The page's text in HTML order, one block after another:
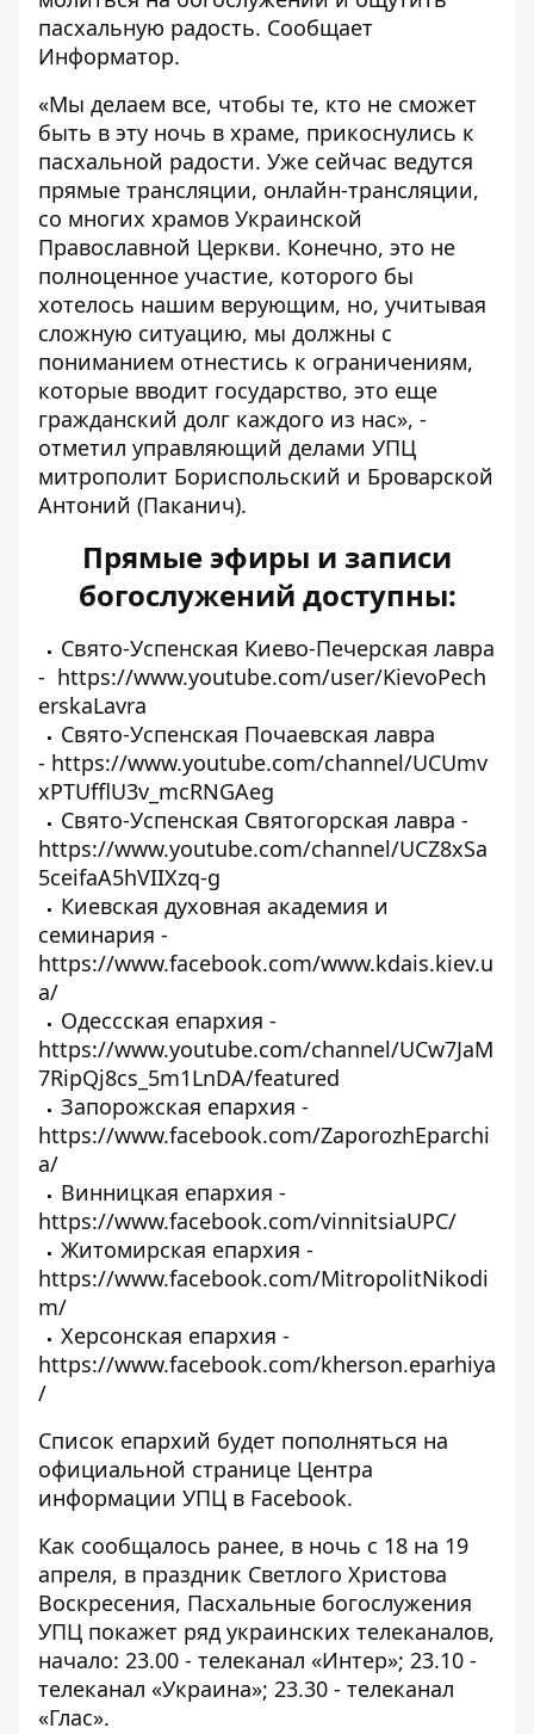
пасхальную радость. Сообщает
Информатор.
«Мы делаем все, чтобы те, кто не сможет
быть в эту ночь в храме, прикоснулись к
пасхальной радости. Уже сейчас ведутся
прямые трансляции, онлайн-трансляции,
со многих храмов Украинской
Православной Церкви. Конечно, это не
полноценное участие, которого бы
хотелось нашим верующим, но, учитывая
сложную ситуацию, мы должны с
пониманием отнестись к ограничениям,
которые вводит государство, это еще
гражданский долг каждого из нас», -
отметил управляющий делами УПЦ
митрополит Бориспольский и Броварской
Антоний (Паканич).
Прямые эфиры и записи
богослужений доступны:
Свято-Успенская Киево-Печерская лавра
- https://www.youtube.com/user/KievoPech
erskaLavra
Свято-Успенская Почаевская лавра
- https://www.youtube.com/channel/UCUmv
xPTUfflU3v_mcRNGAeg
Свято-Успенская Святогорская лавра -
https://www.youtube.com/channel/UCZ8xSa
5ceifaA5hVIIXzq-g
Киевская духовная академия и
семинария -
https://www.facebook.com/www.kdais.kiev.u
a/
Одессская епархия -
https://www.youtube.com/channel/UCw7JaM
7RipQj8cs_5m1LnDA/featured
Запорожская епархия -
https://www.facebook.com/ZaporozhEparchi
a/
Винницкая епархия -
https://www.facebook.com/vinnitsiaUPC/
Житомирская епархия -
https://www.facebook.com/MitropolitNikodi
m/
Херсонская епархия -
https://www.facebook.com/kherson.eparhiya
/
Список епархий будет пополняться на
официальной странице Центра
информации УПЦ в Facebook.
Как сообщалось ранее, в ночь с 18 на 19
апреля, в праздник Светлого Христова
Воскресения, Пасхальные богослужения
УПЦ покажет ряд украинских телеканалов,
начало: 23.00 - телеканал «Интер»; 23.10 -
телеканал «Украина»; 23.30 - телеканал
«Глас».